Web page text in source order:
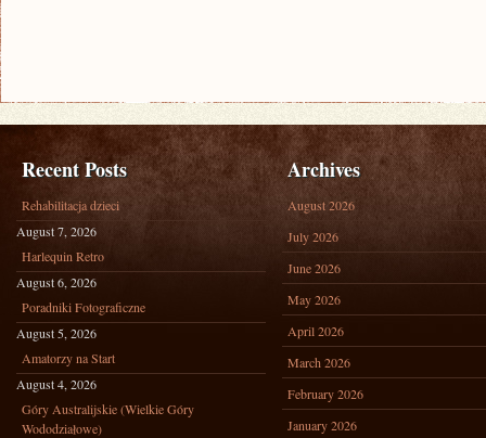
Recent Posts
Rehabilitacja dzieci
August 7, 2026
Harlequin Retro
August 6, 2026
Poradniki Fotograficzne
August 5, 2026
Amatorzy na Start
August 4, 2026
Góry Australijskie (Wielkie Góry
Wododziałowe)
Archives
August 2026
July 2026
June 2026
May 2026
April 2026
March 2026
February 2026
January 2026